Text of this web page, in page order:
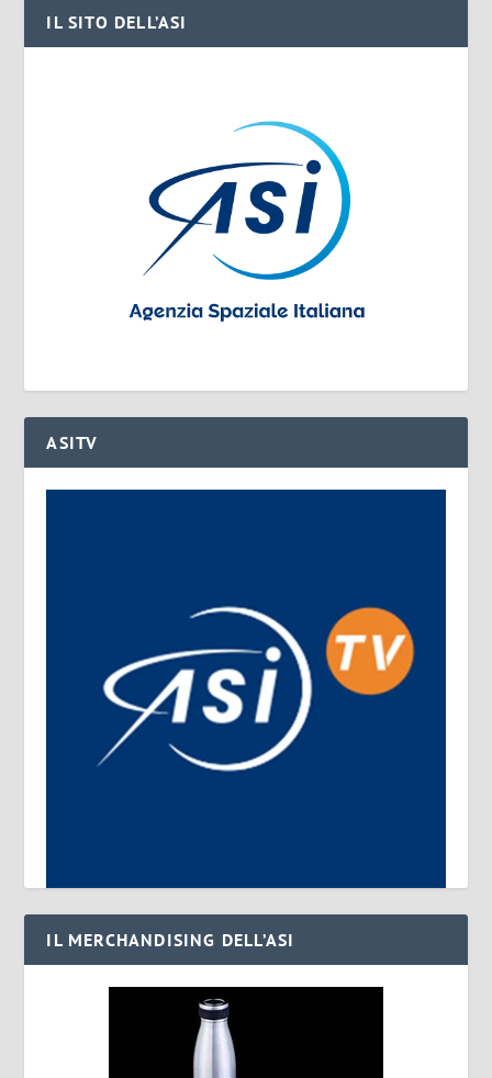
IL SITO DELL’ASI
ASITV
IL MERCHANDISING DELL’ASI